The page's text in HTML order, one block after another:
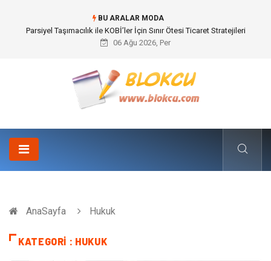
BU ARALAR MODA
Br544 ile Lastik ve Plastik Modifikasyonunda Yüksek Performans
06 Ağu 2026, Per
AnaSayfa Hukuk
KATEGORI : HUKUK